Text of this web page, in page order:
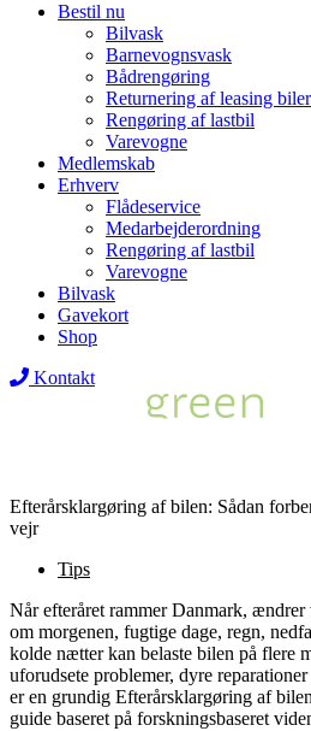
Bestil nu
Bilvask
Barnevognsvask
Bådrengøring
Returnering af leasing biler
Rengøring af lastbil
Varevogne
Medlemskab
Erhverv
Flådeservice
Medarbejderordning
Rengøring af lastbil
Varevogne
Bilvask
Gavekort
Shop
Kontakt
Efterårsklargøring af bilen: Sådan
vejr
Tips
Når efteråret rammer Danmark,
om morgenen, fugtige dage, regn,
kolde nætter kan belaste bilen på flere
uforudsete problemer, dyre
er en grundig Efterårsklargøring af
guide baseret på forskningsbaseret